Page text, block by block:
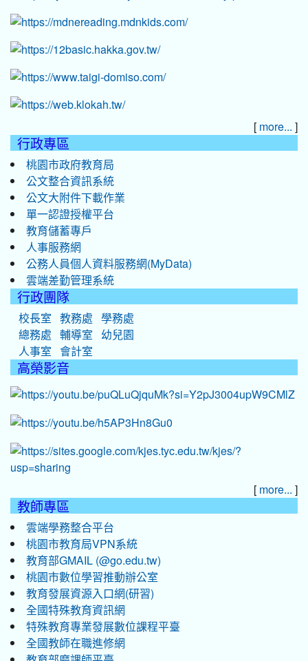
[ more... ]
行政專區
桃園市政府教育局
公文整合資訊系統
公文大附件下載作業
單一認證授權平台
教育儲蓄專戶
人事服務網
公務人員個人資料服務網(MyData)
雲端差勤管理系統
行政團隊
校長室 教務處
學務處
總務處
輔導室
幼兒園
人事室
會計室
高榮影音
[ more... ]
教師專區
雲端學務整合平台
桃園市教育局VPN系統
教育部GMAIL (@go.edu.tw)
桃園市數位學習推動辦公室
教育發展資源入口網(研習)
全國特殊教育資訊網
特殊教育專業發展數位課程平臺
全國教師在職進修網